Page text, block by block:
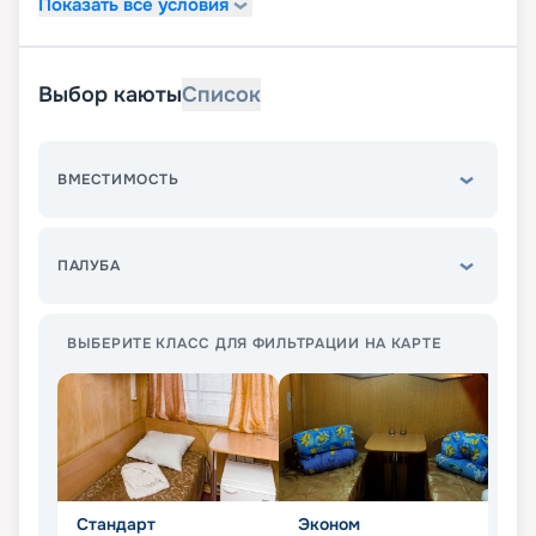
Выбор каютыСписок
ВМЕСТИМОСТЬ
ПАЛУБА
ВЫБЕРИТЕ КЛАСС ДЛЯ ФИЛЬТРАЦИИ НА КАРТЕ
Стандарт Эконом